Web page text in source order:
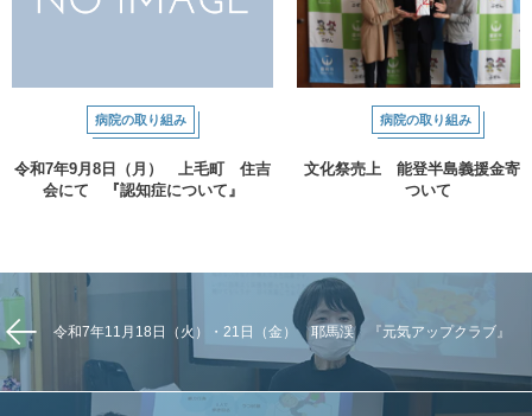
病院の取り組み
令和7年9月8日（月） 上毛町 住吉
会にて 『認知症について』
病院の取り組み
文化祭売上 能登半島義援金寄
ついて
令和7年11月18日（火）・21日（金） 耶馬渓 『元気アップクラブ』